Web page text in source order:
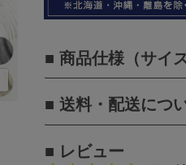
■ 商品仕様（サイ
■ 送料・配送につ
■ レビュー